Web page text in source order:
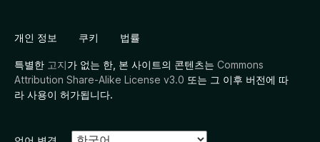
개인 정보 쿠키 법률
특별한 고지가 없는 한, 본 사이트의 콘텐츠는 Commons
Attribution Share-Alike License v3.0 또는 그 이후 버전에 따
라 사용이 허가됩니다.